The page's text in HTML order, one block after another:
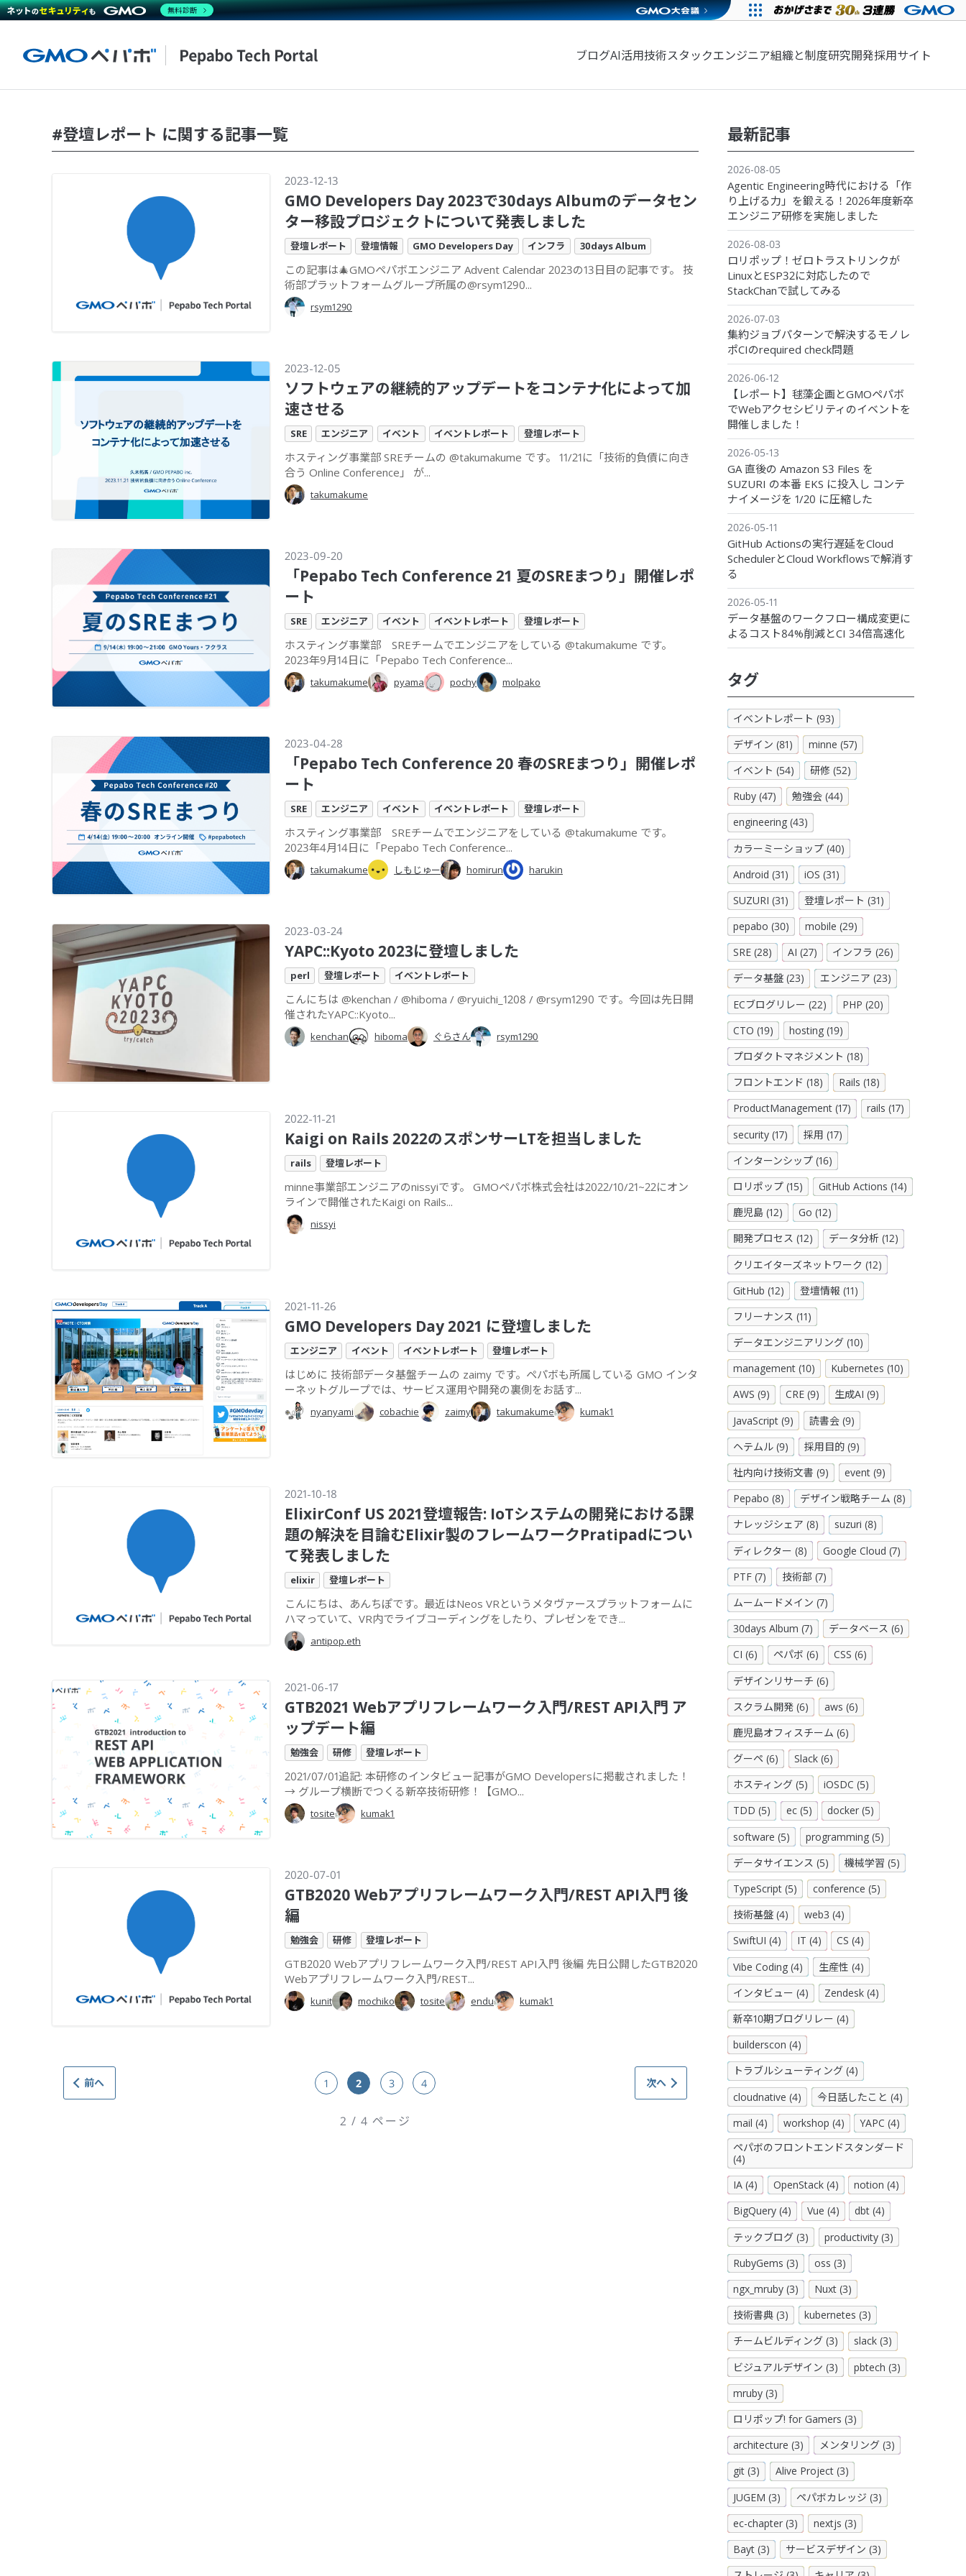
ブログAI活用技術スタックエンジニア組織と制度研究開発採用サイト
#登壇レポート に関する記事一覧
2023-12-13
GMO Developers Day 2023で30days Albumのデータセン
ター移設プロジェクトについて発表しました
登壇レポート 登壇情報 GMO Developers Day インフラ 30days Album
この記事は🎄GMOペパボエンジニア Advent Calendar 2023の13日目の記事です。 技
術部プラットフォームグループ所属の@rsym1290...
rsym1290
2023-12-05
ソフトウェアの継続的アップデートをコンテナ化によって加
速させる
SRE エンジニア イベント イベントレポート 登壇レポート
ホスティング事業部 SREチームの @takumakume です。 11/21に「技術的負債に向き
合う Online Conference」 が...
takumakume
2023-09-20
「Pepabo Tech Conference 21 夏のSREまつり」開催レポ
ート
SRE エンジニア イベント イベントレポート 登壇レポート
ホスティング事業部 SREチームでエンジニアをしている @takumakume です。
2023年9月14日に「Pepabo Tech Conference...
takumakume pyama pochy molpako
2023-04-28
「Pepabo Tech Conference 20 春のSREまつり」開催レポ
ート
SRE エンジニア イベント イベントレポート 登壇レポート
ホスティング事業部 SREチームでエンジニアをしている @takumakume です。
2023年4月14日に「Pepabo Tech Conference...
takumakume しもじゅー homirun harukin
2023-03-24
YAPC::Kyoto 2023に登壇しました
perl 登壇レポート イベントレポート
こんにちは @kenchan / @hiboma / @ryuichi_1208 / @rsym1290 です。今回は先日開
催されたYAPC::Kyoto...
kenchan hiboma ぐらさん rsym1290
2022-11-21
Kaigi on Rails 2022のスポンサーLTを担当しました
rails 登壇レポート
minne事業部エンジニアのnissyiです。 GMOペパボ株式会社は2022/10/21~22にオン
ラインで開催されたKaigi on Rails...
nissyi
2021-11-26
GMO Developers Day 2021 に登壇しました
エンジニア イベント イベントレポート 登壇レポート
はじめに 技術部データ基盤チームの zaimy です。ペパボも所属している GMO インタ
ーネットグループでは、サービス運用や開発の裏側をお話す...
nyanyami cobachie zaimy takumakume kumak1
2021-10-18
ElixirConf US 2021登壇報告: IoTシステムの開発における課
題の解決を目論むElixir製のフレームワークPratipadについ
て発表しました
elixir 登壇レポート
こんにちは、あんちぽです。最近はNeos VRというメタヴァースプラットフォームに
ハマっていて、VR内でライブコーディングをしたり、プレゼンをでき...
antipop.eth
2021-06-17
GTB2021 Webアプリフレームワーク入門/REST API入門 ア
ップデート編
勉強会 研修 登壇レポート
2021/07/01追記: 本研修のインタビュー記事がGMO Developersに掲載されました！
→ グループ横断でつくる新卒技術研修！【GMO...
tosite kumak1
2020-07-01
GTB2020 Webアプリフレームワーク入門/REST API入門 後
編
勉強会 研修 登壇レポート
GTB2020 Webアプリフレームワーク入門/REST API入門 後編 先日公開したGTB2020
Webアプリフレームワーク入門/REST...
kunit mochiko tosite endu kumak1
前へ 1 2 3 4 次へ
2 / 4 ページ
最新記事
2026-08-05
Agentic Engineering時代における「作
り上げる力」を鍛える！2026年度新卒
エンジニア研修を実施しました
2026-08-03
ロリポップ！ゼロトラストリンクが
LinuxとESP32に対応したので
StackChanで試してみる
2026-07-03
集約ジョブパターンで解決するモノレ
ポCIのrequired check問題
2026-06-12
【レポート】毬藻企画とGMOペパボ
でWebアクセシビリティのイベントを
開催しました！
2026-05-13
GA 直後の Amazon S3 Files を
SUZURI の本番 EKS に投入し コンテ
ナイメージを 1/20 に圧縮した
2026-05-11
GitHub Actionsの実行遅延をCloud
SchedulerとCloud Workflowsで解消す
る
2026-05-11
データ基盤のワークフロー構成変更に
よるコスト84%削減とCI 34倍高速化
タグ
イベントレポート (93)
デザイン (81)
minne (57)
イベント (54)
研修 (52)
Ruby (47)
勉強会 (44)
engineering (43)
カラーミーショップ (40)
Android (31)
iOS (31)
SUZURI (31)
登壇レポート (31)
pepabo (30)
mobile (29)
SRE (28)
AI (27)
インフラ (26)
データ基盤 (23)
エンジニア (23)
ECブログリレー (22)
PHP (20)
CTO (19)
hosting (19)
プロダクトマネジメント (18)
フロントエンド (18)
Rails (18)
ProductManagement (17)
rails (17)
security (17)
採用 (17)
インターンシップ (16)
ロリポップ (15)
GitHub Actions (14)
鹿児島 (12)
Go (12)
開発プロセス (12)
データ分析 (12)
クリエイターズネットワーク (12)
GitHub (12)
登壇情報 (11)
フリーナンス (11)
データエンジニアリング (10)
management (10)
Kubernetes (10)
AWS (9)
CRE (9)
生成AI (9)
JavaScript (9)
読書会 (9)
ヘテムル (9)
採用目的 (9)
社内向け技術文書 (9)
event (9)
Pepabo (8)
デザイン戦略チーム (8)
ナレッジシェア (8)
suzuri (8)
ディレクター (8)
Google Cloud (7)
PTF (7)
技術部 (7)
ムームードメイン (7)
30days Album (7)
データベース (6)
CI (6)
ペパボ (6)
CSS (6)
デザインリサーチ (6)
スクラム開発 (6)
aws (6)
鹿児島オフィスチーム (6)
グーペ (6)
Slack (6)
ホスティング (5)
iOSDC (5)
TDD (5)
ec (5)
docker (5)
software (5)
programming (5)
データサイエンス (5)
機械学習 (5)
TypeScript (5)
conference (5)
技術基盤 (4)
web3 (4)
SwiftUI (4)
IT (4)
CS (4)
Vibe Coding (4)
生産性 (4)
インタビュー (4)
Zendesk (4)
新卒10期ブログリレー (4)
builderscon (4)
トラブルシューティング (4)
cloudnative (4)
今日話したこと (4)
mail (4)
workshop (4)
YAPC (4)
ペパボのフロントエンドスタンダード
(4)
IA (4)
OpenStack (4)
notion (4)
BigQuery (4)
Vue (4)
dbt (4)
テックブログ (3)
productivity (3)
RubyGems (3)
oss (3)
ngx_mruby (3)
Nuxt (3)
技術書典 (3)
kubernetes (3)
チームビルディング (3)
slack (3)
ビジュアルデザイン (3)
pbtech (3)
mruby (3)
ロリポップ! for Gamers (3)
architecture (3)
メンタリング (3)
git (3)
Alive Project (3)
JUGEM (3)
ペパボカレッジ (3)
ec-chapter (3)
nextjs (3)
Bayt (3)
サービスデザイン (3)
無料診断